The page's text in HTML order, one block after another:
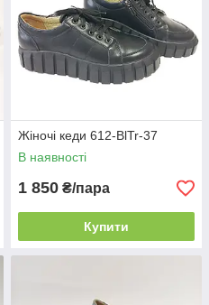
Жіночі кeди 612-BlTr-37
В наявності
1 850 ₴/пара
Купити